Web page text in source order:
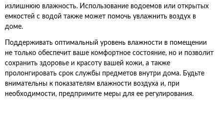
излишнюю влажность. Использование водоемов или открытых
емкостей с водой также может помочь увлажнить воздух в
доме.
Поддерживать оптимальный уровень влажности в помещении
не только обеспечит ваше комфортное состояние, но и позволит
сохранить здоровье и красоту вашей кожи, а также
пролонгировать срок службы предметов внутри дома. Будьте
внимательны к показателям влажности воздуха и, при
необходимости, предпримите меры для ее регулирования.